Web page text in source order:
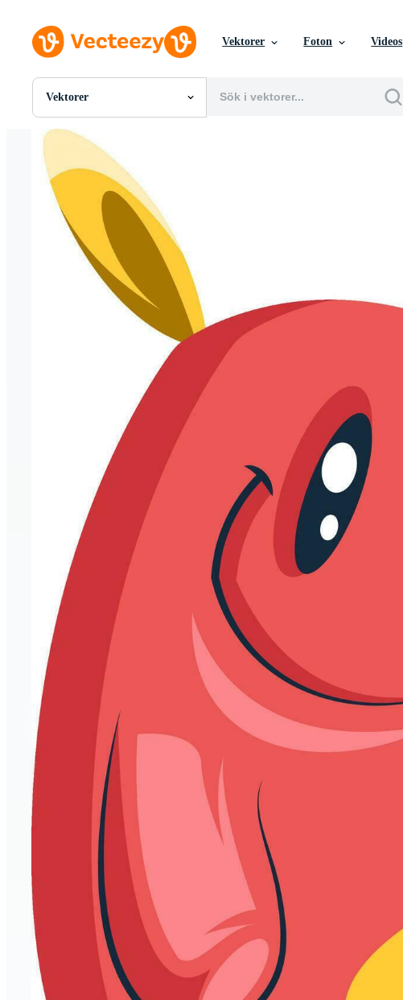
Vektorer Foton Videos
Vektorer
Alla Bilder
Foton
PSDs
Vektorer
Videor
Rörlig grafik
Redaktionella Bilder
Redaktionella Evenemang